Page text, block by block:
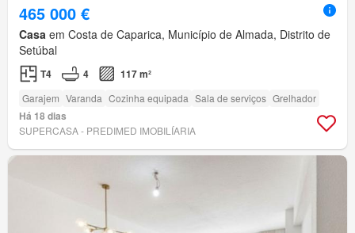
465 000 €
Casa em Costa de Caparica, Município de Almada, Distrito de
Setúbal
T4 4 117 m²
Garajem Varanda Cozinha equipada Sala de serviços Grelhador
Há 18 dias
SUPERCASA - PREDIMED IMOBILÍARIA